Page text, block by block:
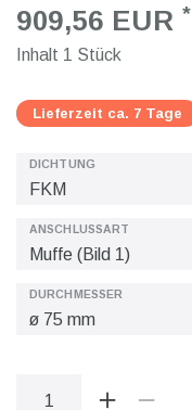
909,56 EUR *
Inhalt 1 Stück
Lieferzeit ca. 7 Tage
DICHTUNG
ANSCHLUSSART
DURCHMESSER